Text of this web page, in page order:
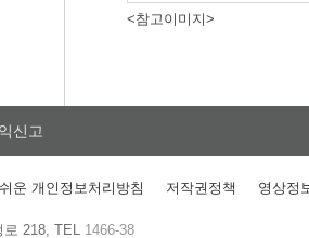
<참고이미지>
신고
운 개인정보처리방침 저작권정책 영상정
218, TEL 1466-38